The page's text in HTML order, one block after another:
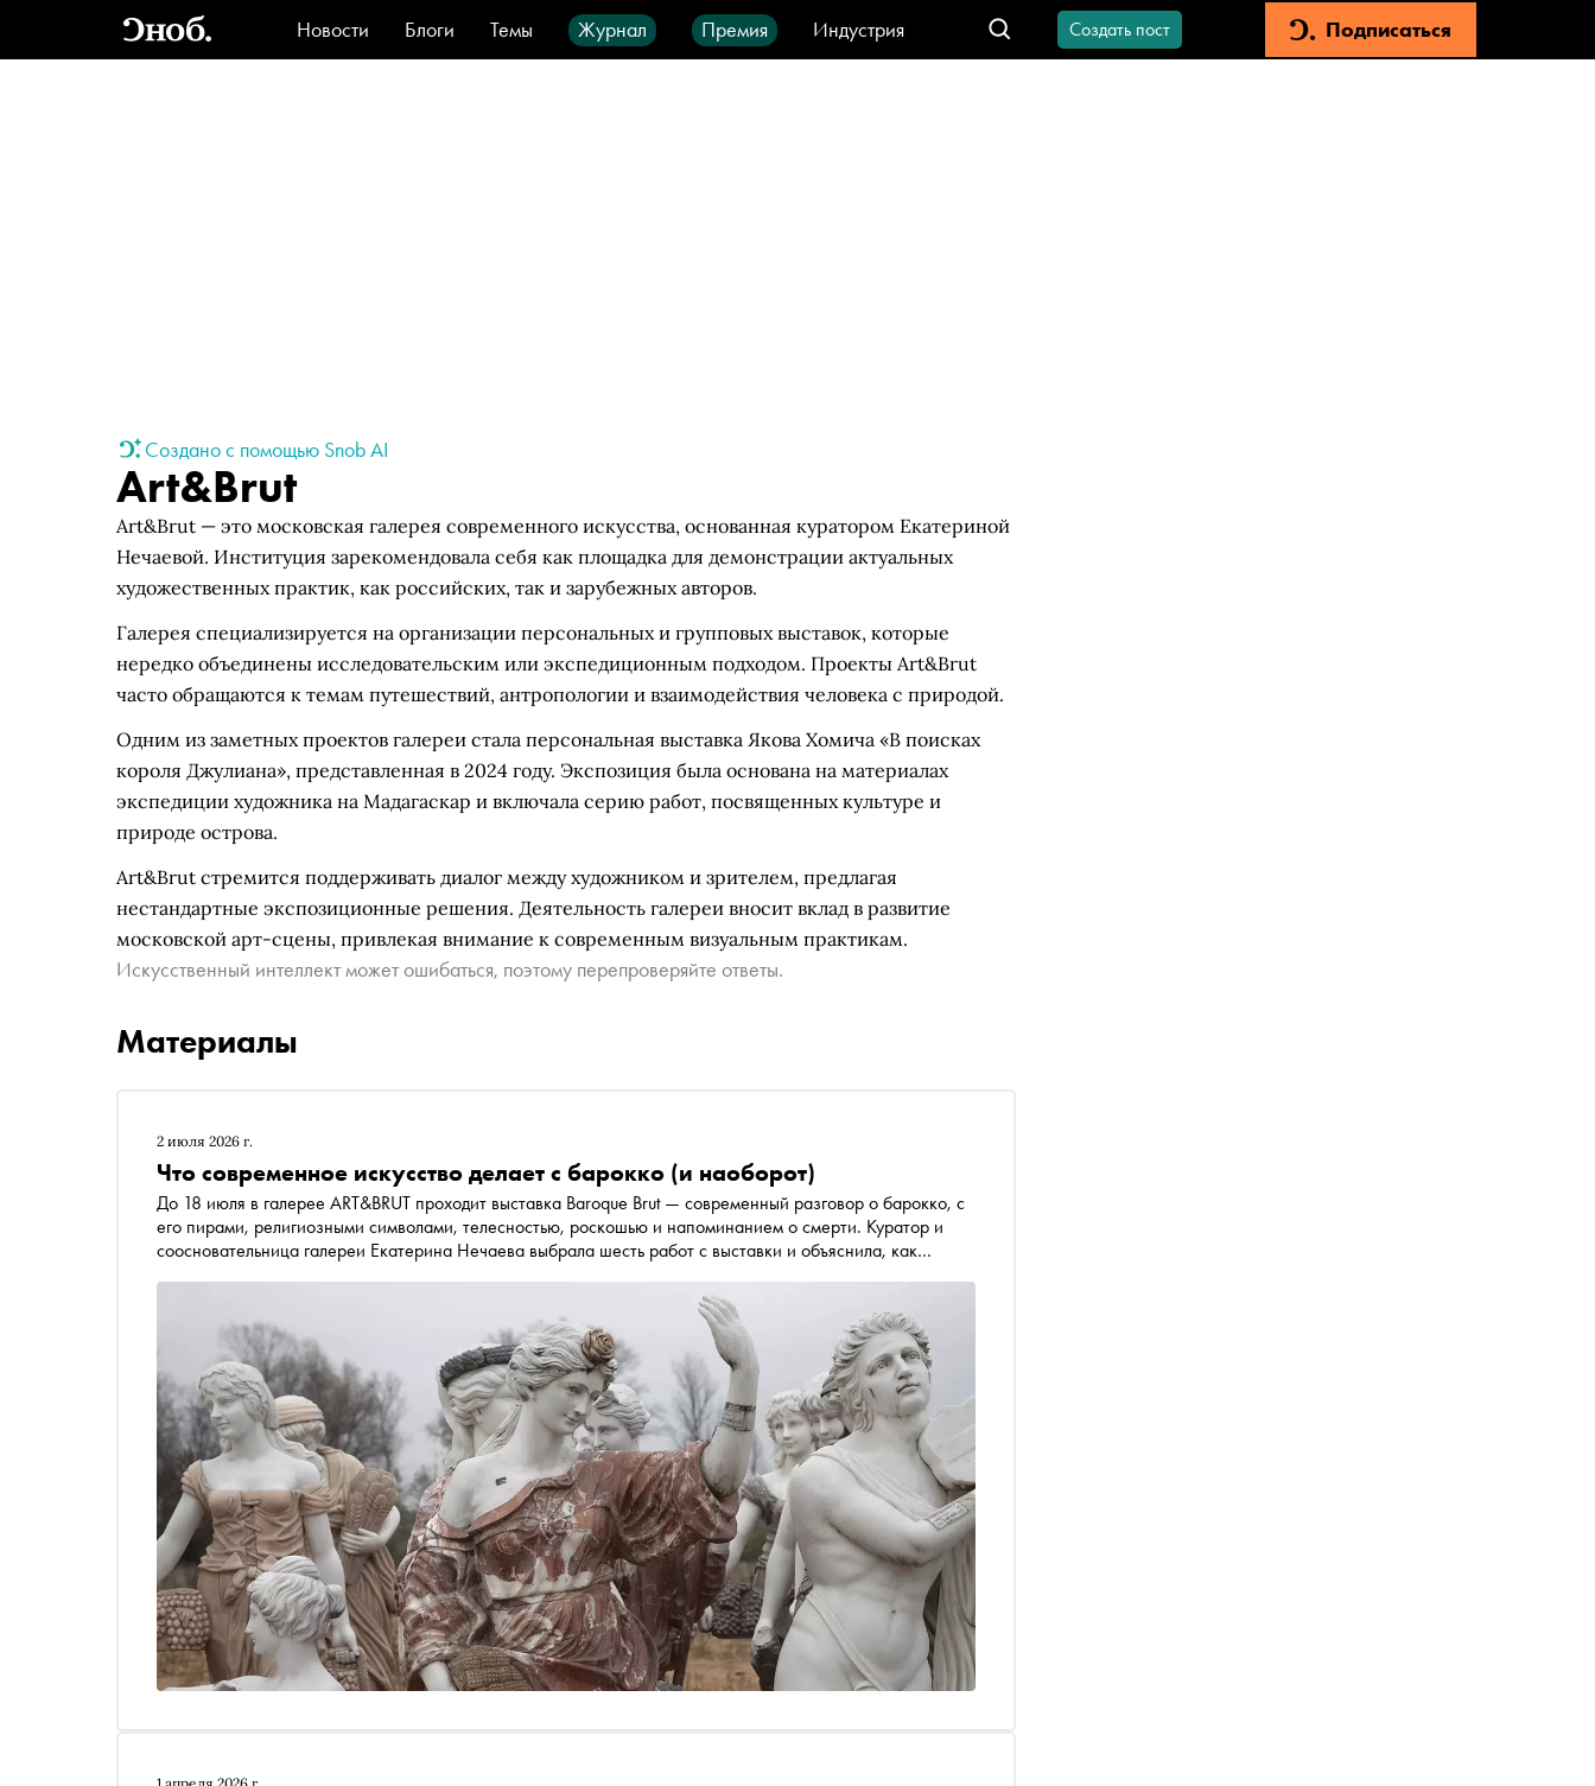
Новости Блоги Темы Журнал Премия
Индустрия
Стиль
Видео Город IT-продукты
Создать пост Подписаться
Создано с помощью Snob AI
Art&Brut
Art&Brut — это московская галерея современного искусства, основанная куратором Екатериной
Нечаевой. Институция зарекомендовала себя как площадка для демонстрации актуальных
художественных практик, как российских, так и зарубежных авторов.
Галерея специализируется на организации персональных и групповых выставок, которые
нередко объединены исследовательским или экспедиционным подходом. Проекты Art&Brut
часто обращаются к темам путешествий, антропологии и взаимодействия человека с природой.
Одним из заметных проектов галереи стала персональная выставка Якова Хомича «В поисках
короля Джулиана», представленная в 2024 году. Экспозиция была основана на материалах
экспедиции художника на Мадагаскар и включала серию работ, посвященных культуре и
природе острова.
Art&Brut стремится поддерживать диалог между художником и зрителем, предлагая
нестандартные экспозиционные решения. Деятельность галереи вносит вклад в развитие
московской арт-сцены, привлекая внимание к современным визуальным практикам.
Искусственный интеллект может ошибаться, поэтому перепроверяйте ответы.
Материалы
2 июля 2026 г.
Что современное искусство делает с барокко (и наоборот)
До 18 июля в галерее ART&BRUT проходит выставка Baroque Brut — современный разговор о барокко, с
его пирами, религиозными символами, телесностью, роскошью и напоминанием о смерти. Куратор и
соосновательница галереи Екатерина Нечаева выбрала шесть работ с выставки и объяснила, как